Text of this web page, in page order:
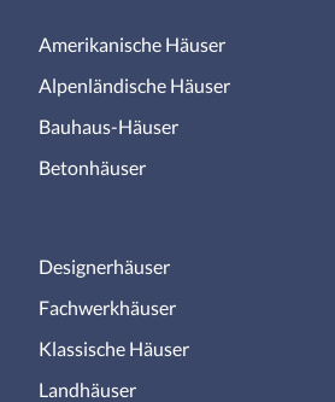
Amerikanische Häuser
Alpenländische Häuser
Bauhaus-Häuser
Betonhäuser
Designerhäuser
Fachwerkhäuser
Klassische Häuser
Landhäuser